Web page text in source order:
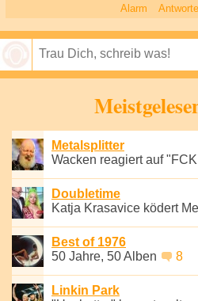
Alarm
Metalsplitter
Wacken reagiert auf
Doubletime
Katja Krasavice ködert
Best of 1976
50 Jahre, 50 Alben
8
Linkin Park